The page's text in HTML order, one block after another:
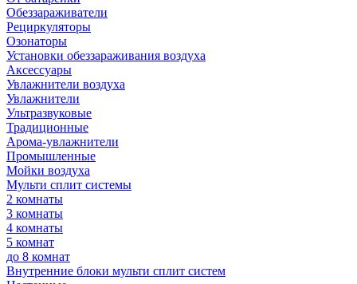
Обеззараживатели
Рециркуляторы
Озонаторы
Установки обеззараживания воздуха
Аксессуары
Увлажнители воздуха
Увлажнители
Ультразвуковые
Традиционные
Арома-увлажнители
Промышленные
Мойки воздуха
Мульти сплит системы
2 комнаты
3 комнаты
4 комнаты
5 комнат
до 8 комнат
Внутренние блоки мульти сплит систем